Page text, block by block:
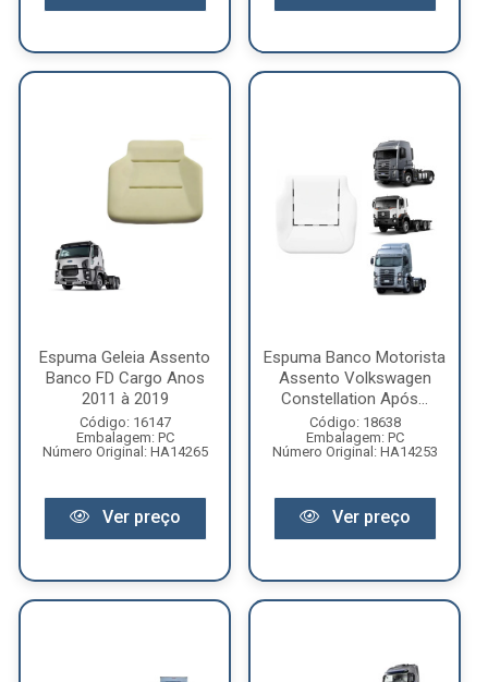
Espuma Geleia Assento
Banco FD Cargo Anos
2011 à 2019
Código: 16147
Embalagem: PC
Número Original: HA14265
Ver preço
Espuma Banco Motorista
Assento Volkswagen
Constellation Após...
Código: 18638
Embalagem: PC
Número Original: HA14253
Ver preço